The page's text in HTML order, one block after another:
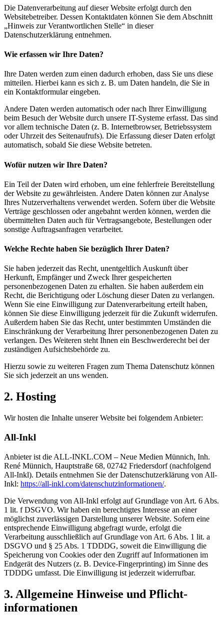
Die Datenverarbeitung auf dieser Website erfolgt durch den
Websitebetreiber. Dessen Kontaktdaten können Sie dem Abschnitt
„Hinweis zur Verantwortlichen Stelle“ in dieser
Datenschutzerklärung entnehmen.
Wie erfassen wir Ihre Daten?
Ihre Daten werden zum einen dadurch erhoben, dass Sie uns diese
mitteilen. Hierbei kann es sich z. B. um Daten handeln, die Sie in
ein Kontaktformular eingeben.
Andere Daten werden automatisch oder nach Ihrer Einwilligung
beim Besuch der Website durch unsere IT-Systeme erfasst. Das sind
vor allem technische Daten (z. B. Internetbrowser, Betriebssystem
oder Uhrzeit des Seitenaufrufs). Die Erfassung dieser Daten erfolgt
automatisch, sobald Sie diese Website betreten.
Wofür nutzen wir Ihre Daten?
Ein Teil der Daten wird erhoben, um eine fehlerfreie Bereitstellung
der Website zu gewährleisten. Andere Daten können zur Analyse
Ihres Nutzerverhaltens verwendet werden. Sofern über die Website
Verträge geschlossen oder angebahnt werden können, werden die
übermittelten Daten auch für Vertragsangebote, Bestellungen oder
sonstige Auftragsanfragen verarbeitet.
Welche Rechte haben Sie bezüglich Ihrer Daten?
Sie haben jederzeit das Recht, unentgeltlich Auskunft über
Herkunft, Empfänger und Zweck Ihrer gespeicherten
personenbezogenen Daten zu erhalten. Sie haben außerdem ein
Recht, die Berichtigung oder Löschung dieser Daten zu verlangen.
Wenn Sie eine Einwilligung zur Datenverarbeitung erteilt haben,
können Sie diese Einwilligung jederzeit für die Zukunft widerrufen.
Außerdem haben Sie das Recht, unter bestimmten Umständen die
Einschränkung der Verarbeitung Ihrer personenbezogenen Daten zu
verlangen. Des Weiteren steht Ihnen ein Beschwerderecht bei der
zuständigen Aufsichtsbehörde zu.
Hierzu sowie zu weiteren Fragen zum Thema Datenschutz können
Sie sich jederzeit an uns wenden.
2. Hosting
Wir hosten die Inhalte unserer Website bei folgendem Anbieter:
All-Inkl
Anbieter ist die ALL-INKL.COM – Neue Medien Münnich, Inh.
René Münnich, Hauptstraße 68, 02742 Friedersdorf (nachfolgend
All-Inkl). Details entnehmen Sie der Datenschutzerklärung von All-
Inkl: https://all-inkl.com/datenschutzinformationen/.
Die Verwendung von All-Inkl erfolgt auf Grundlage von Art. 6 Abs.
1 lit. f DSGVO. Wir haben ein berechtigtes Interesse an einer
möglichst zuverlässigen Darstellung unserer Website. Sofern eine
entsprechende Einwilligung abgefragt wurde, erfolgt die
Verarbeitung ausschließlich auf Grundlage von Art. 6 Abs. 1 lit. a
DSGVO und § 25 Abs. 1 TDDDG, soweit die Einwilligung die
Speicherung von Cookies oder den Zugriff auf Informationen im
Endgerät des Nutzers (z. B. Device-Fingerprinting) im Sinne des
TDDDG umfasst. Die Einwilligung ist jederzeit widerrufbar.
3. Allgemeine Hinweise und Pflicht­
informationen